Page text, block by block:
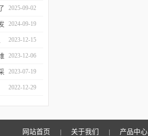
2025-09-02
2024-09-19
2023-12-15
2023-12-06
2023-07-19
2022-12-29
网站首页 关于我们 产品中心